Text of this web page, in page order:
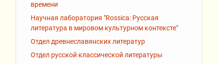
времени
Научная лаборатория "Rossiсa: Русская
литература в мировом культурном контексте"
Отдел древнеславянских литератур
Отдел русской классической литературы